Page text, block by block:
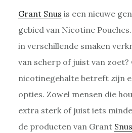
Grant Snus is een nieuwe
gebied van Nicotine
in verschillende smaken
van scherp of juist van zoet?
nicotinegehalte betreft zijn
opties. Zowel mensen die
extra sterk of juist iets
de producten van Grant Snus